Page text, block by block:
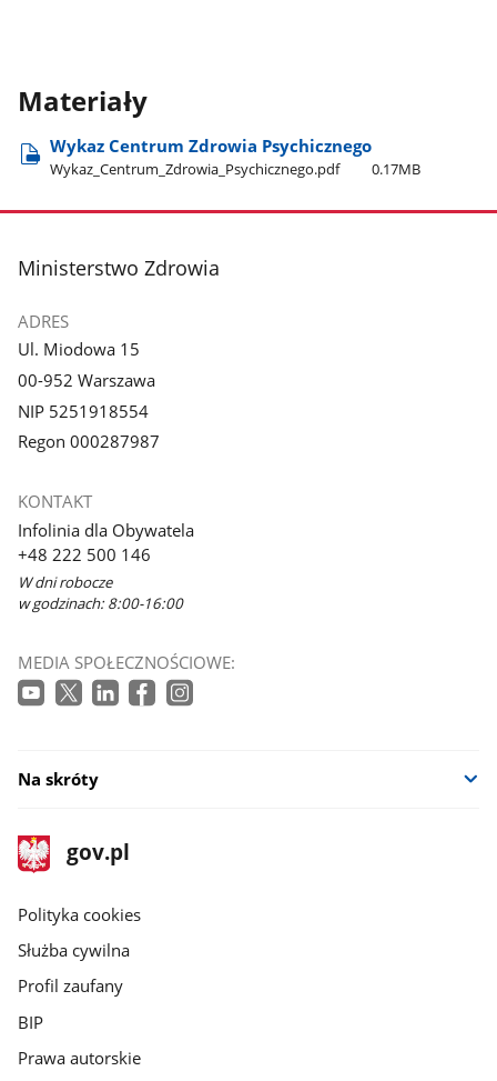
Materiały
Wykaz Centrum Zdrowia Psychicznego
Wykaz​_Centrum​_Zdrowia​_Psychicznego.pdf 0.17MB
stopka
Ministerstwo Zdrowia
ADRES
Ul. Miodowa 15
00-952 Warszawa
NIP 5251918554
Regon 000287987
KONTAKT
Infolinia dla Obywatela
+48 222 500 146
W dni robocze
w godzinach: 8:00-16:00
MEDIA SPOŁECZNOŚCIOWE:
Na skróty
stopka
gov.pl
Strona
gov.pl
gov.pl
Polityka cookies
Służba cywilna
Profil zaufany
BIP
Prawa autorskie